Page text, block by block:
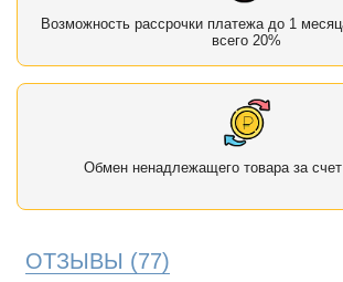
Возможность рассрочки платежа до 1
всего 20%
Обмен ненадлежащего товара за
ОТЗЫВЫ (77)